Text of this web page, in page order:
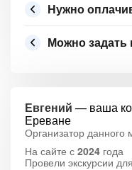
Нужно
Можно задать
Евгений — ваша
Ереване
Организатор данного
На сайте с 2024 года
Провели экскурсии для